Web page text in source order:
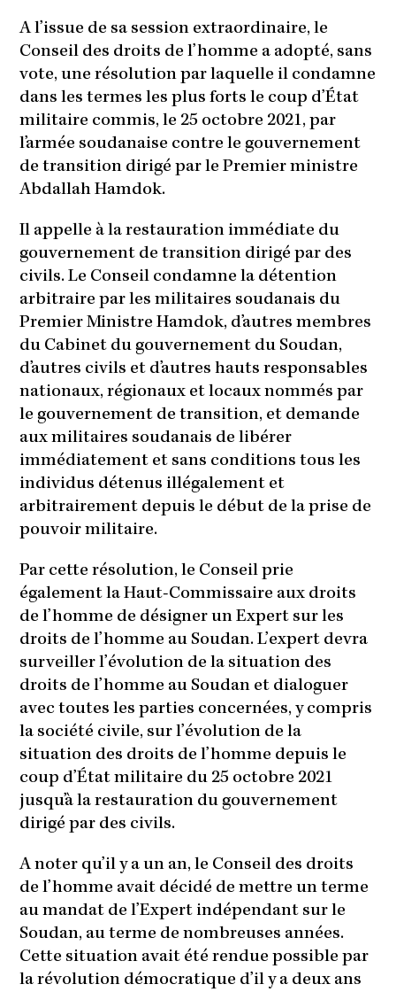
A l’issue de sa session extraordinaire, le
Conseil des droits de l’homme a adopté, sans
vote, une résolution par laquelle il condamne
dans les termes les plus forts le coup d’État
militaire commis, le 25 octobre 2021, par
l’armée soudanaise contre le gouvernement
de transition dirigé par le Premier ministre
Abdallah Hamdok.
Il appelle à la restauration immédiate du
gouvernement de transition dirigé par des
civils. Le Conseil condamne la détention
arbitraire par les militaires soudanais du
Premier Ministre Hamdok, d’autres membres
du Cabinet du gouvernement du Soudan,
d’autres civils et d’autres hauts responsables
nationaux, régionaux et locaux nommés par
le gouvernement de transition, et demande
aux militaires soudanais de libérer
immédiatement et sans conditions tous les
individus détenus illégalement et
arbitrairement depuis le début de la prise de
pouvoir militaire.
Par cette résolution, le Conseil prie
également la Haut-Commissaire aux droits
de l’homme de désigner un Expert sur les
droits de l’homme au Soudan. L’expert devra
surveiller l’évolution de la situation des
droits de l’homme au Soudan et dialoguer
avec toutes les parties concernées, y compris
la société civile, sur l’évolution de la
situation des droits de l’homme depuis le
coup d’État militaire du 25 octobre 2021
jusqu’à la restauration du gouvernement
dirigé par des civils.
A noter qu’il y a un an, le Conseil des droits
de l’homme avait décidé de mettre un terme
au mandat de l’Expert indépendant sur le
Soudan, au terme de nombreuses années.
Cette situation avait été rendue possible par
la révolution démocratique d’il y a deux ans